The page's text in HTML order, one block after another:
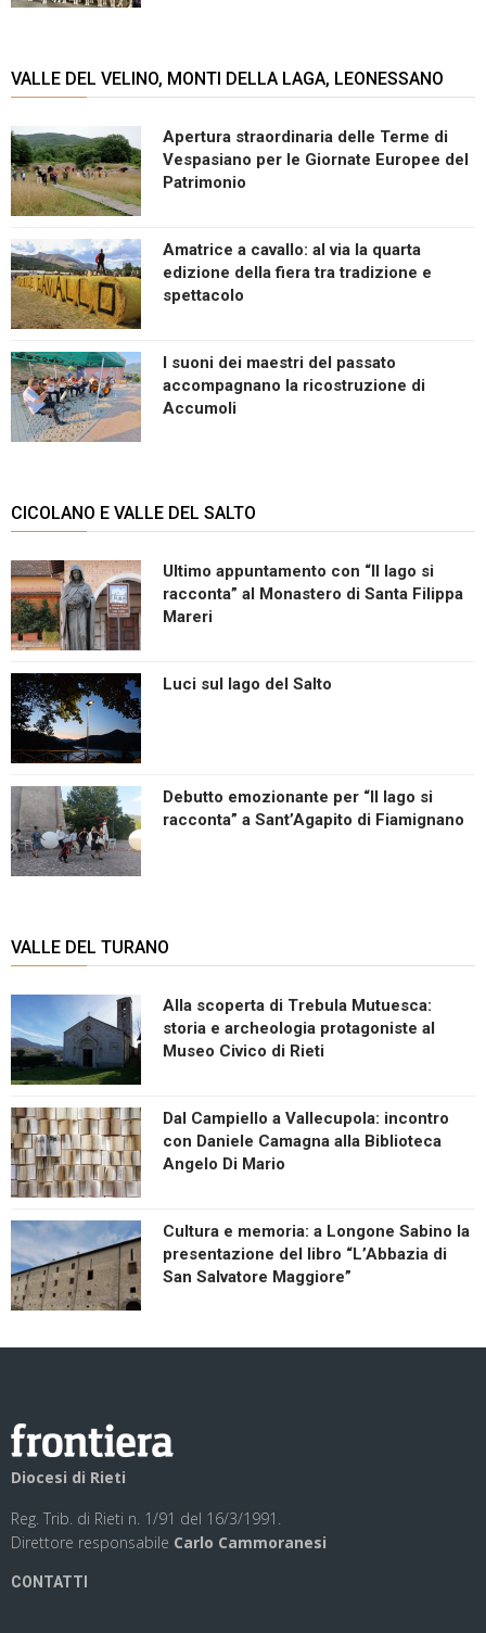
VALLE DEL VELINO, MONTI DELLA LAGA, LEONESSANO
Apertura straordinaria delle Terme di
Vespasiano per le Giornate Europee del
Patrimonio
Amatrice a cavallo: al via la quarta
edizione della fiera tra tradizione e
spettacolo
I suoni dei maestri del passato
accompagnano la ricostruzione di
Accumoli
CICOLANO E VALLE DEL SALTO
Ultimo appuntamento con “Il lago si
racconta” al Monastero di Santa Filippa
Mareri
Luci sul lago del Salto
Debutto emozionante per “Il lago si
racconta” a Sant’Agapito di Fiamignano
VALLE DEL TURANO
Alla scoperta di Trebula Mutuesca:
storia e archeologia protagoniste al
Museo Civico di Rieti
Dal Campiello a Vallecupola: incontro
con Daniele Camagna alla Biblioteca
Angelo Di Mario
Cultura e memoria: a Longone Sabino la
presentazione del libro “L’Abbazia di
San Salvatore Maggiore”
Diocesi di Rieti
Reg. Trib. di Rieti n. 1/91 del 16/3/1991.
Direttore responsabile Carlo Cammoranesi
CONTATTI